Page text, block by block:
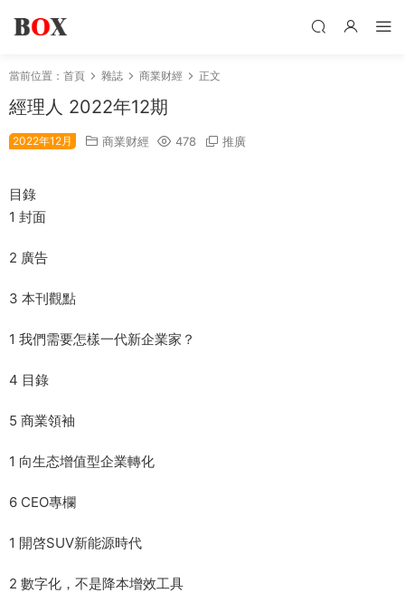
當前位置： 首頁 雜誌 商業财經 正文
經理人 2022年12期
2022年12月 商業财經 478 推廣
目錄
1 封面
2 廣告
3 本刊觀點
1 我們需要怎樣一代新企業家？
4 目錄
5 商業領袖
1 向生态增值型企業轉化
6 CEO專欄
1 開啓SUV新能源時代
2 數字化，不是降本增效工具